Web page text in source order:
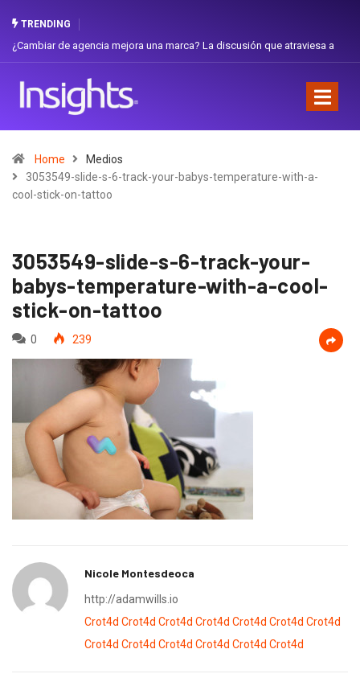
TRENDING
mejora una marca? La discusión que atraviesa a
Gabriela Herrera
Home
Medios
3053549-slide-s-6-track-your-babys-temperature-with-a-
cool-stick-on-tattoo
3053549-slide-s-6-track-your-
babys-temperature-with-a-cool-
stick-on-tattoo
0 239
Nicole Montesdeoca
http://adamwills.io
Crot4d Crot4d Crot4d Crot4d Crot4d Crot4d Crot4d
Crot4d Crot4d Crot4d Crot4d Crot4d Crot4d